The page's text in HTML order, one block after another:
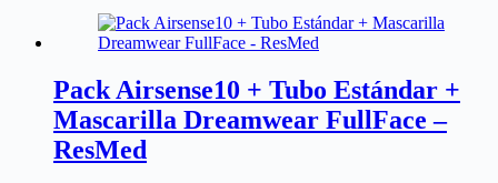
desde
$900.990
$1.020.990
tiene
múltiples
Las
opciones
se
Pack Airsense10 + Tubo Estándar +
Mascarilla Dreamwear FullFace –
ResMed